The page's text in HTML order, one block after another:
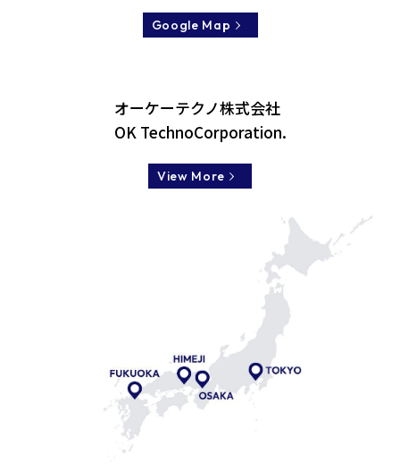
Google Map
オーケーテクノ株式会社
OK TechnoCorporation.
View More